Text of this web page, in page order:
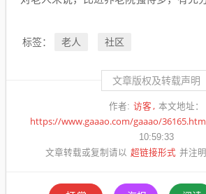
标签： 老人 社区
文章版权及转载声明
作者: 访客 本文地址：
https://www.gaaao.com/gaaao/
10:59:33
文章转载或复制请以 超链接形式 并注